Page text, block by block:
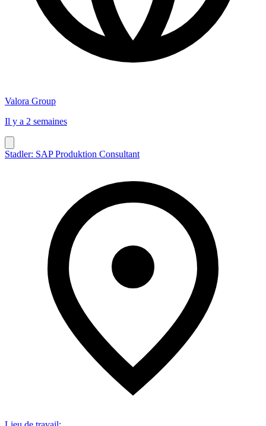
Valora Group
Il y a 2 semaines
Stadler: SAP Produktion Consultant